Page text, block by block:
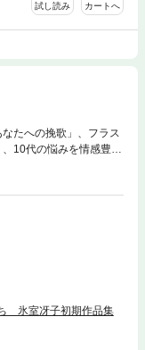
試し読み カートへ
たへの挽歌」、フラス
10代の悩みを情感豊か
ニークな関係をつづる
説ジュニア青春小説新
ビュー作「白い少女た
くような焦燥感。『少
解説は氷室冴子ととも
2008年に生涯の幕を閉
氷室冴子初期作品集